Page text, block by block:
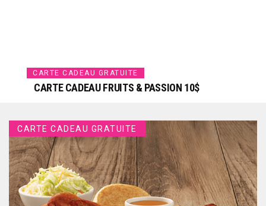
CARTE CADEAU GRATUITE
CARTE CADEAU FRUITS & PASSION 10$
CARTE CADEAU GRATUITE